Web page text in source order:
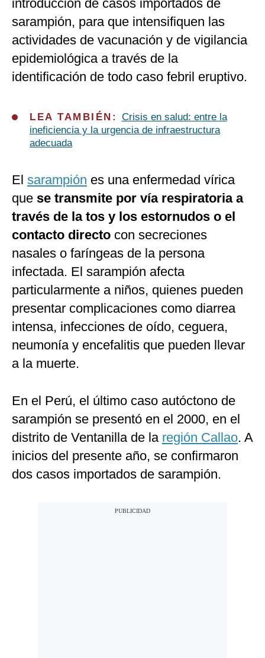
introducción de casos importados de
sarampión, para que intensifiquen las
actividades de vacunación y de vigilancia
epidemiológica a través de la
identificación de todo caso febril eruptivo.
LEA TAMBIÉN: Crisis en salud: entre la
ineficiencia y la urgencia de infraestructura
adecuada
El sarampión es una enfermedad vírica
que se transmite por vía respiratoria a
través de la tos y los estornudos o el
contacto directo con secreciones
nasales o faríngeas de la persona
infectada. El sarampión afecta
particularmente a niños, quienes pueden
presentar complicaciones como diarrea
intensa, infecciones de oído, ceguera,
neumonía y encefalitis que pueden llevar
a la muerte.
En el Perú, el último caso autóctono de
sarampión se presentó en el 2000, en el
distrito de Ventanilla de la región Callao. A
inicios del presente año, se confirmaron
dos casos importados de sarampión.